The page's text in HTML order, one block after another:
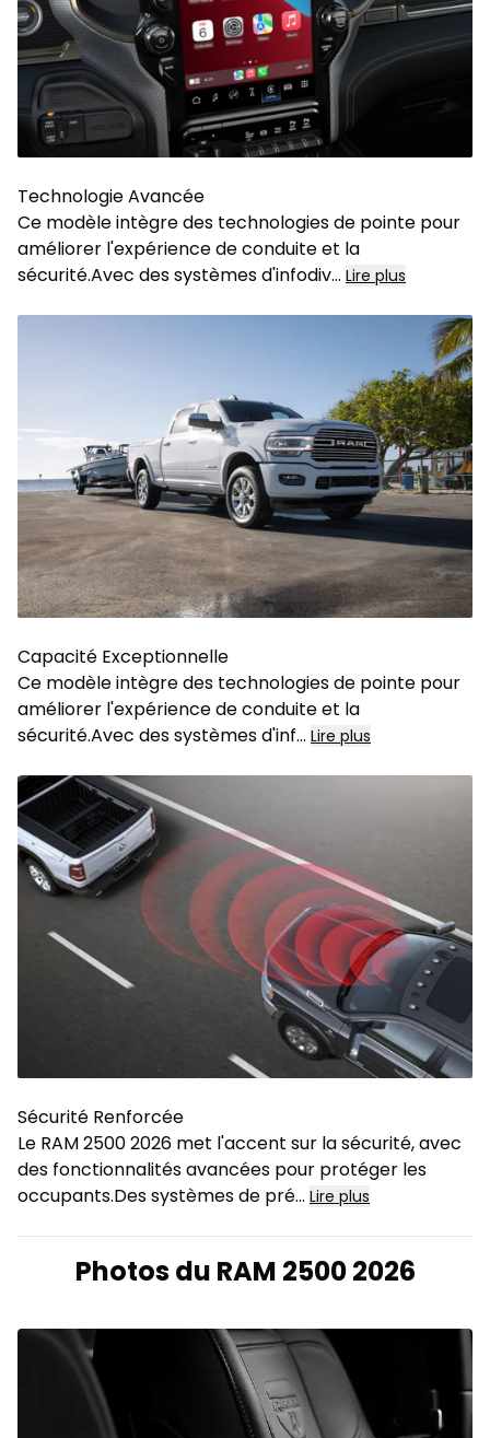
Technologie Avancée
Ce modèle intègre des technologies de pointe pour
améliorer l'expérience de conduite et la
sécurité.Avec des systèmes d'infodiv... Lire plus
Capacité Exceptionnelle
Ce modèle intègre des technologies de pointe pour
améliorer l'expérience de conduite et la
sécurité.Avec des systèmes d'inf... Lire plus
Sécurité Renforcée
Le RAM 2500 2026 met l'accent sur la sécurité, avec
des fonctionnalités avancées pour protéger les
occupants.Des systèmes de pré... Lire plus
Photos du RAM 2500 2026